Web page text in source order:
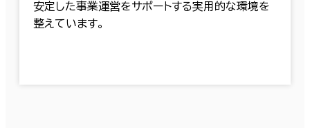
安定した事業運営をサポートする実用的な環境を
整えています。